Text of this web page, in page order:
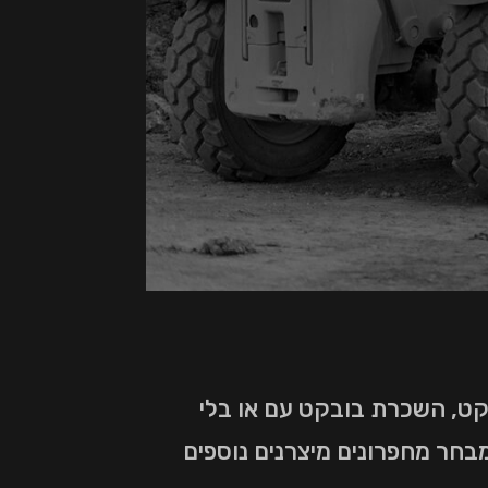
השכרת בובקט עם או בלי
מחפרונים מיצרנים נוספים